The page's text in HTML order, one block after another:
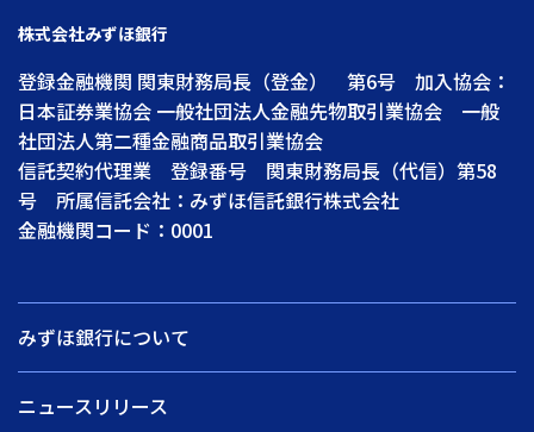
株式会社みずほ銀行
登録金融機関 関東財務局長（登金） 第6号 加入協会：
日本証券業協会 一般社団法人金融先物取引業協会 一般
社団法人第二種金融商品取引業協会
信託契約代理業 登録番号 関東財務局長（代信）第58
号 所属信託会社：みずほ信託銀行株式会社
金融機関コード：0001
みずほ銀行について
ニュースリリース